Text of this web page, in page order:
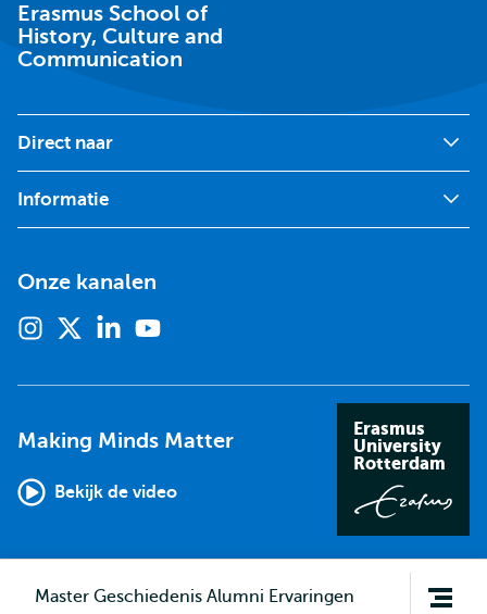
Open
Master Geschiedenis Alumni Ervaringen
Erasmus School of
History, Culture and
Communication
Direct naar
Informatie
Onze kanalen
Instagram
twitter)
Linkedin
Making Minds Matter
Bekijk de video
Erasmus
University
Rotterdam